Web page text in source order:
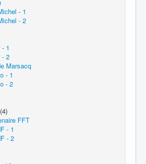
- 1
- 2
1
- 2
Marsacq
- 1
- 2
FFT
- 1
- 2